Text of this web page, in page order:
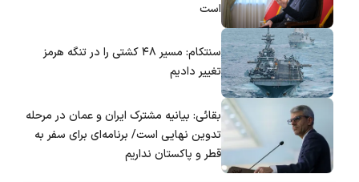
است
سنتکام: مسیر ۴۸ کشتی را در تنگه هرمز
تغییر دادیم
بقائی: بیانیه مشترک ایران و عمان در مرحله
تدوین نهایی است/ برنامه‌ای برای سفر به
قطر و پاکستان نداریم